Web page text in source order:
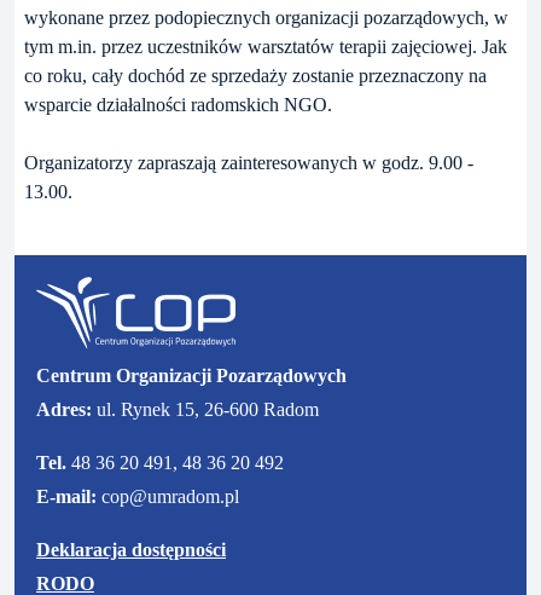
wykonane przez podopiecznych organizacji pozarządowych, w
tym m.in. przez uczestników warsztatów terapii zajęciowej. Jak
co roku, cały dochód ze sprzedaży zostanie przeznaczony na
wsparcie działalności radomskich NGO.
Organizatorzy zapraszają zainteresowanych w godz. 9.00 -
13.00.
Centrum Organizacji Pozarządowych
Adres: ul. Rynek 15, 26-600 Radom
Tel. 48 36 20 491, 48 36 20 492
E-mail: cop@umradom.pl
Deklaracja dostępności
RODO